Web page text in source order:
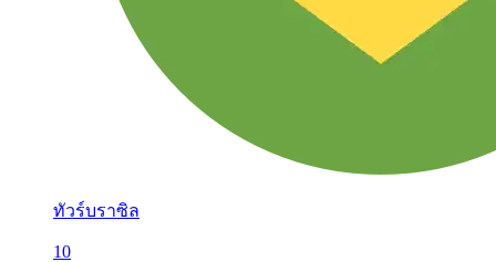
ทัวร์บราซิล
10